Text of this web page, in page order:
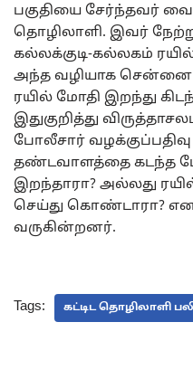
பகுதியை சேர்ந்தவர்
தொழிலாளி. இவர்
கல்லக்குடி-கல்லகம்
அந்த வழியாக சென்னை
ரயில் மோதி இறந்து
இதுகுறித்து
போலீசார்
தண்டவாளத்தை கடந்த
இறந்தாரா? அல்லது
செய்து கொண்டாரா?
வருகின்றனர்.
Tags: கட்டிட தொழிலாளி